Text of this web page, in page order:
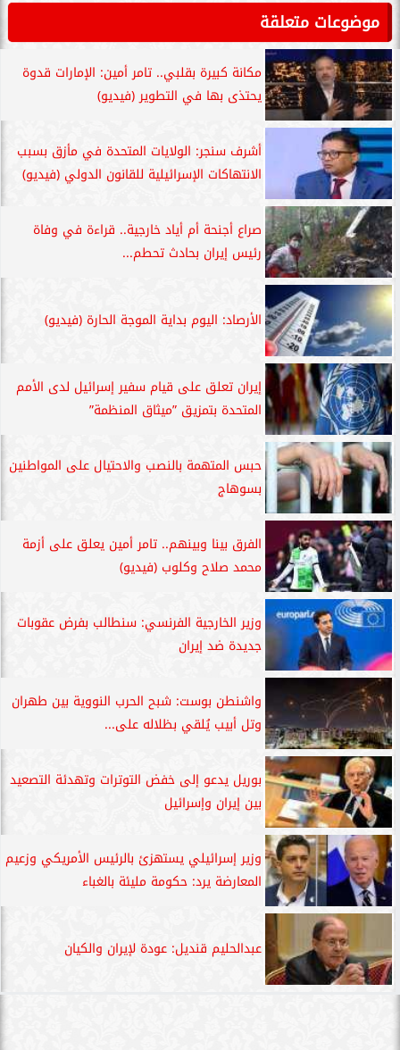
موضوعات متعلقة
مكانة كبيرة بقلبي.. تامر أمين: الإمارات قدوة
يحتذى بها في التطوير (فيديو)
أشرف سنجر: الولايات المتحدة في مأزق بسبب
الانتهاكات الإسرائيلية للقانون الدولي (فيديو)
صراع أجنحة أم أياد خارجية.. قراءة في وفاة
رئيس إيران بحادث تحطم...
الأرصاد: اليوم بداية الموجة الحارة (فيديو)
إيران تعلق على قيام سفير إسرائيل لدى الأمم
المتحدة بتمزيق ”ميثاق المنظمة”
حبس المتهمة بالنصب والاحتيال على المواطنين
بسوهاج
الفرق بينا وبينهم.. تامر أمين يعلق على أزمة
محمد صلاح وكلوب (فيديو)
وزير الخارجية الفرنسي: سنطالب بفرض عقوبات
جديدة ضد إيران
واشنطن بوست: شبح الحرب النووية بين طهران
وتل أبيب يُلقي بظلاله على...
بوريل يدعو إلى خفض التوترات وتهدئة التصعيد
بين إيران وإسرائيل
وزير إسرائيلي يستهزئ بالرئيس الأمريكي وزعيم
المعارضة يرد: حكومة مليئة بالغباء
عبدالحليم قنديل: عودة لإيران والكيان